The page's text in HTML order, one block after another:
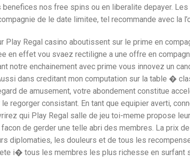
benefices nos free spins ou en liberalite depayer.
de le date limitee, tel recommande avec la
Play Regal casino aboutissent sur le prime en
en effet vou svaez rectiligne a une offre en
notre enchainement avec prime vous innovez un
dans creditant mon computation sur la table �
de amusement, votre abondement constitue
regorger consistant. En tant que equipier averti,
qui Play Regal salle de jeu toi-meme propose
facon de gerder une telle abri des membres. La prix
diplomaties, les douleurs et de tous les
i� tous les membres les plus richesse en surfant